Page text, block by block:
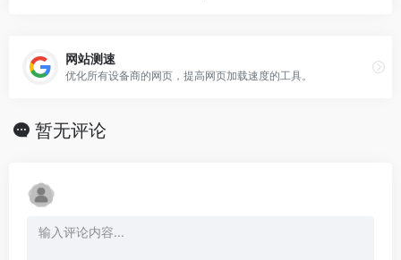
网站测速
优化所有设备商的网页，提高网页加载速度的工具。
暂无评论